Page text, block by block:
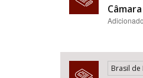
Brasil